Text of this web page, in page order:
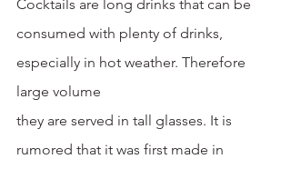
Cocktails are long drinks that can be
consumed with plenty of drinks,
especially in hot weather. Therefore
large volume
they are served in tall glasses. It is
rumored that it was first made in